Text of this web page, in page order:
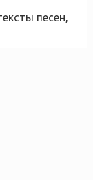
песен,